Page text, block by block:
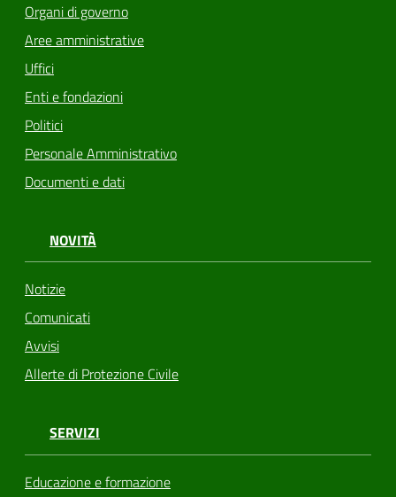
Organi di governo
Aree amministrative
Uffici
Enti e fondazioni
Politici
Personale Amministrativo
Documenti e dati
NOVITÀ
Notizie
Comunicati
Avvisi
Allerte di Protezione Civile
SERVIZI
Educazione e formazione